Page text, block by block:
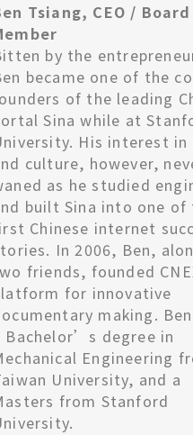
Tsiang, CEO / Board
by the
became one of the
of the leading
Sina while at
His interest in
culture, however,
as he studied
built Sina into one of
Chinese internet
In 2006, Ben,
friends, founded
for innovative
making.
Bachelor’s degree in
Engineering
University, and a
from Stanford